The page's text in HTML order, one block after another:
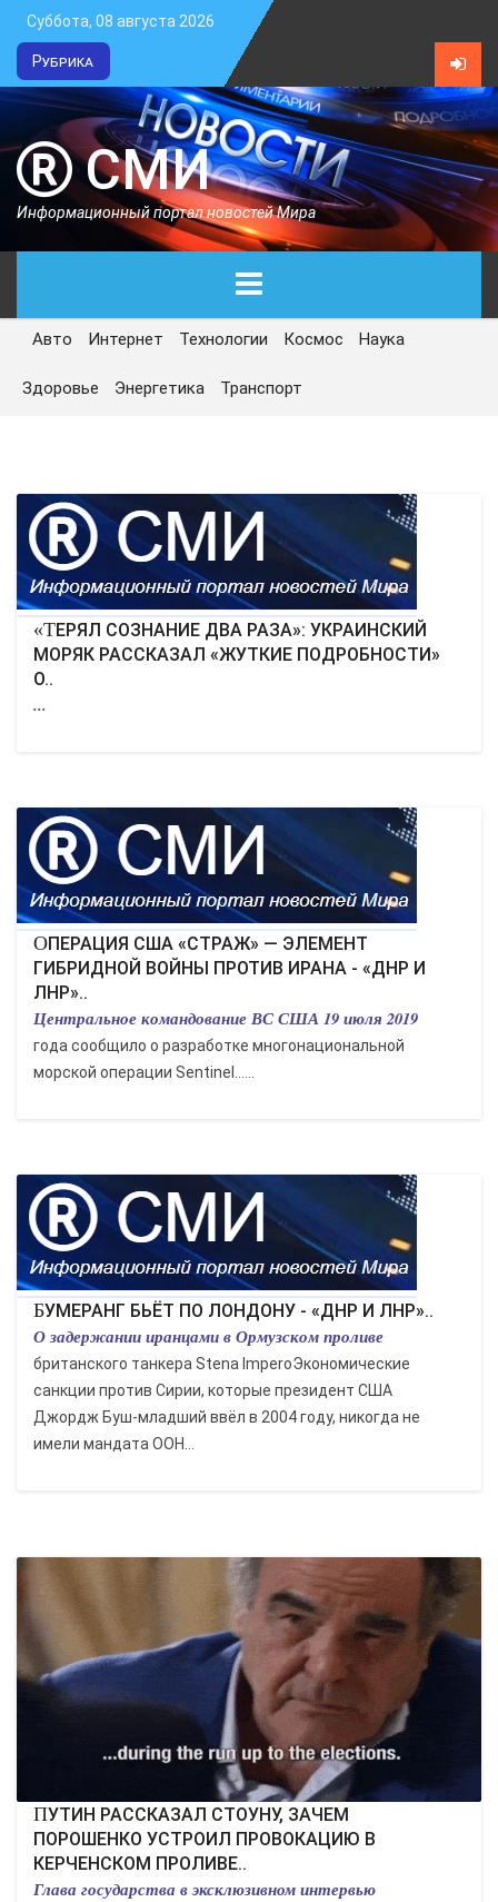
Суббота, 08 августа 2026
Рубрика
СМИ
Информационный портал новостей Мира
ГЛАВНАЯ
СЕГОДНЯ
ЭКОНОМИКА
КУЛЬТУРА
СПОРТ
ВОЕННЫЕ ДЕЙСТВИЯ
Авто Интернет Технологии Космос Наука
Здоровье Энергетика Транспорт
«ТЕРЯЛ СОЗНАНИЕ ДВА РАЗА»: УКРАИНСКИЙ
МОРЯК РАССКАЗАЛ «ЖУТКИЕ ПОДРОБНОСТИ»
О..
...
ОПЕРАЦИЯ США «СТРАЖ» — ЭЛЕМЕНТ
ГИБРИДНОЙ ВОЙНЫ ПРОТИВ ИРАНА - «ДНР И
ЛНР»..
Центральное командование ВС США 19 июля 2019
года сообщило о разработке многонациональной
морской операции Sentinel…...
БУМЕРАНГ БЬЁТ ПО ЛОНДОНУ - «ДНР И ЛНР»..
О задержании иранцами в Ормузском проливе
британского танкера Stena ImperoЭкономические
санкции против Сирии, которые президент США
Джордж Буш-младший ввёл в 2004 году, никогда не
имели мандата ООН...
ПУТИН РАССКАЗАЛ СТОУНУ, ЗАЧЕМ
ПОРОШЕНКО УСТРОИЛ ПРОВОКАЦИЮ В
КЕРЧЕНСКОМ ПРОЛИВЕ..
Глава государства в эксклюзивном интервью